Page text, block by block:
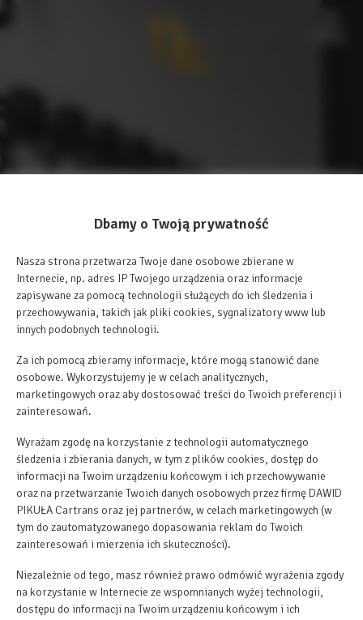
Dbamy o Twoją prywatność
Nasza strona przetwarza Twoje dane osobowe zbierane w
Internecie, np. adres IP Twojego urządzenia oraz informacje
zapisywane za pomocą technologii służących do ich śledzenia i
przechowywania, takich jak pliki cookies, sygnalizatory www lub
innych podobnych technologii.
Za ich pomocą zbieramy informacje, które mogą stanowić dane
osobowe. Wykorzystujemy je w celach analitycznych,
marketingowych oraz aby dostosować treści do Twoich preferencji i
zainteresowań.
Wyrażam zgodę na korzystanie z technologii automatycznego
śledzenia i zbierania danych, w tym z plików cookies, dostęp do
informacji na Twoim urządzeniu końcowym i ich przechowywanie
oraz na przetwarzanie Twoich danych osobowych przez firmę DAWID
PIKUŁA Cartrans oraz jej partnerów, w celach marketingowych (w
tym do zautomatyzowanego dopasowania reklam do Twoich
zainteresowań i mierzenia ich skuteczności).
Niezależnie od tego, masz również prawo odmówić wyrażenia zgody
na korzystanie w Internecie ze wspomnianych wyżej technologii,
dostępu do informacji na Twoim urządzeniu końcowym i ich